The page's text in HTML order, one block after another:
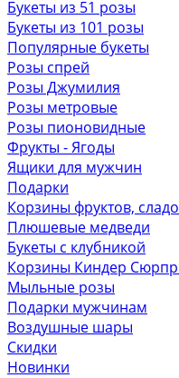
Букеты из 51 розы
Букеты из 101 розы
Популярные букеты
Розы спрей
Розы Джумилия
Розы метровые
Розы пионовидные
Фрукты - Ягоды
Ящики для мужчин
Подарки
Корзины фруктов,
Плюшевые медведи
Букеты с клубникой
Корзины Киндер
Мыльные розы
Подарки мужчинам
Воздушные шары
Скидки
Новинки